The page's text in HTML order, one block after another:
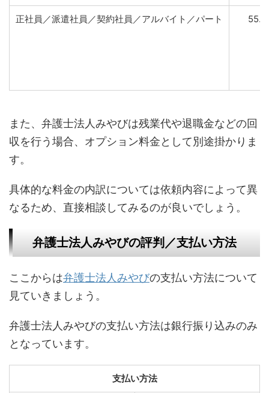
正社員／派遣社員／契約社員／アルバイト／パート
また、弁護士法人みやびは残業代や退職金などの回
収を行う場合、オプション料金として別途掛かりま
す。
具体的な料金の内訳については依頼内容によって異
なるため、直接相談してみるのが良いでしょう。
弁護士法人みやびの評判／支払い方法
ここからは弁護士法人みやびの支払い方法について
見ていきましょう。
弁護士法人みやびの支払い方法は銀行振り込みのみ
となっています。
支払い方法